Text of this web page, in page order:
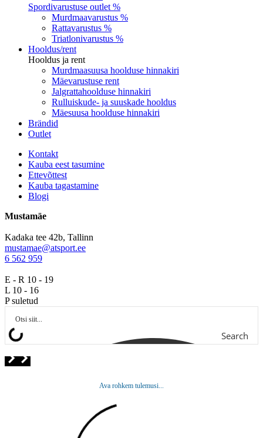
Spordivarustuse outlet %
Murdmaavarustus %
Rattavarustus %
Triatlonivarustus %
Hooldus/rent
Hooldus ja rent
Murdmaasuusa hoolduse hinnakiri
Mäevarustuse rent
Jalgrattahoolduse hinnakiri
Rulluiskude- ja suuskade hooldus
Mäesuusa hoolduse hinnakiri
Brändid
Outlet
Kontakt
Kauba eest tasumine
Ettevõttest
Kauba tagastamine
Blogi
Mustamäe
Kadaka tee 42b, Tallinn
mustamae@atsport.ee
6 562 959
E - R 10 - 19
L 10 - 16
P suletud
Search
Ava rohkem tulemusi...